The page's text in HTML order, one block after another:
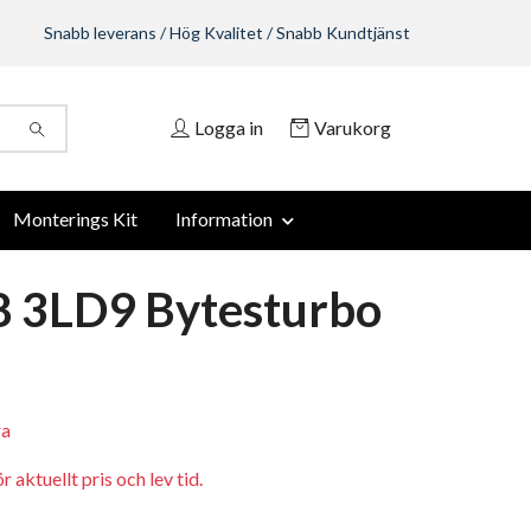
Snabb leverans / Hög Kvalitet / Snabb Kundtjänst
Logga in Varukorg
Monterings Kit Information
3LD9 Bytesturbo
aktuellt pris och lev tid.